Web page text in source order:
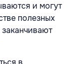
и могут
полезных